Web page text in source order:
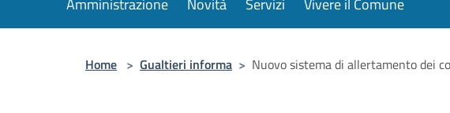
Amministrazione Novità Servizi Vivere il Comune
Home > Gualtieri informa > Nuovo sistema di allertamento dei